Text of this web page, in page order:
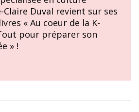
Claire Duval revient sur ses
« Au coeur de la K-
pour préparer son
» !